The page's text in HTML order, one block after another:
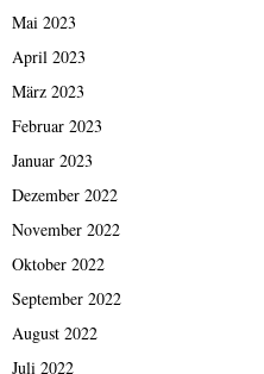
Mai 2023
April 2023
März 2023
Februar 2023
Januar 2023
Dezember 2022
November 2022
Oktober 2022
September 2022
August 2022
Juli 2022